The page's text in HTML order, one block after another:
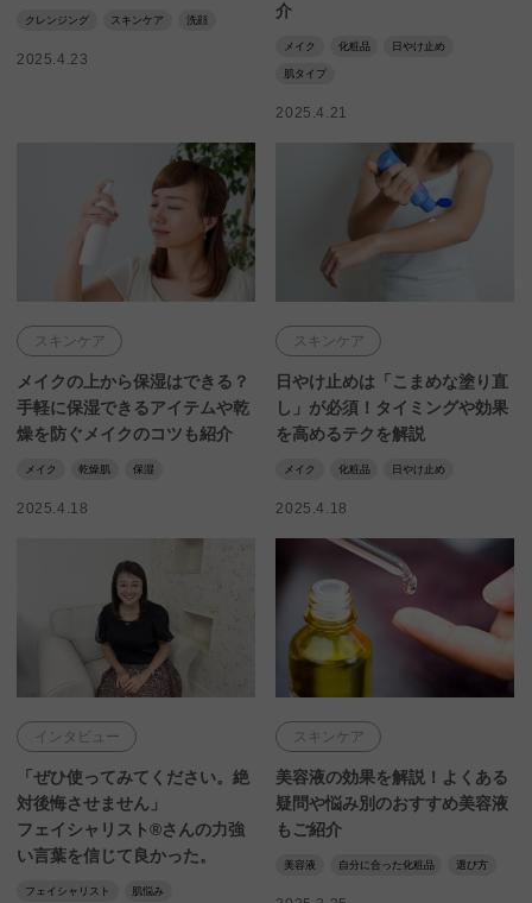
クレンジング スキンケア 洗顔
2025.4.23
介
メイク 化粧品 日やけ止め
肌タイプ
2025.4.21
スキンケア
メイクの上から保湿はできる？
手軽に保湿できるアイテムや乾
燥を防ぐメイクのコツも紹介
メイク 乾燥肌 保湿
2025.4.18
スキンケア
日やけ止めは「こまめな塗り直
し」が必須！タイミングや効果
を高めるテクを解説
メイク 化粧品 日やけ止め
2025.4.18
インタビュー
「ぜひ使ってみてください。絶
対後悔させません」
フェイシャリスト®︎さんの力強
い言葉を信じて良かった。
フェイシャリスト 肌悩み
スキンケア
美容液の効果を解説！よくある
疑問や悩み別のおすすめ美容液
もご紹介
美容液 自分に合った化粧品 選び方